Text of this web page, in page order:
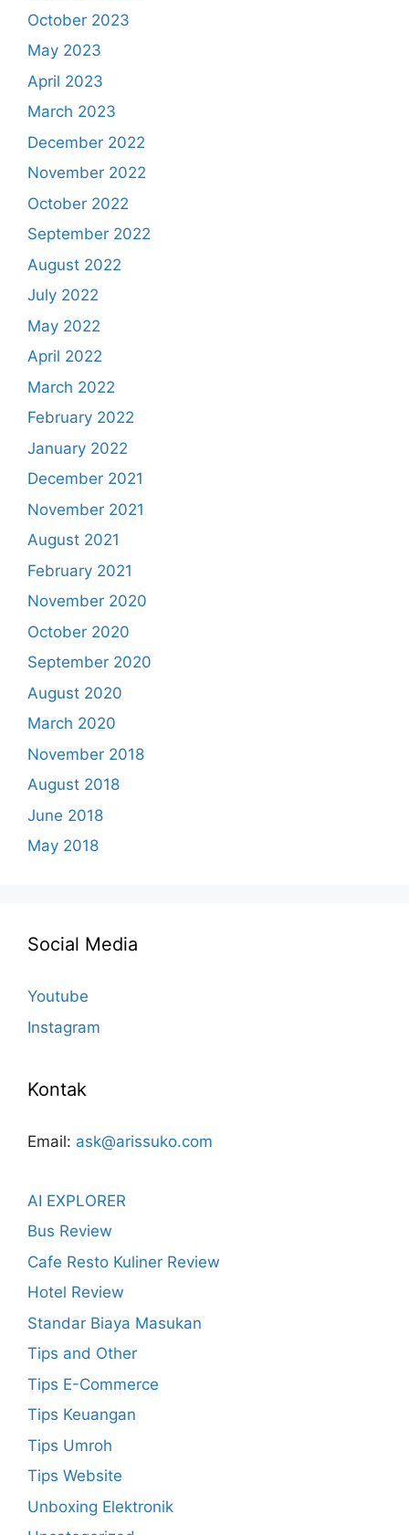
October 2023
May 2023
April 2023
March 2023
December 2022
November 2022
October 2022
September 2022
August 2022
July 2022
May 2022
April 2022
March 2022
February 2022
January 2022
December 2021
November 2021
August 2021
February 2021
November 2020
October 2020
September 2020
August 2020
March 2020
November 2018
August 2018
June 2018
May 2018
Social Media
Youtube
Instagram
Kontak
Email: ask@arissuko.com
AI EXPLORER
Bus Review
Cafe Resto Kuliner Review
Hotel Review
Standar Biaya Masukan
Tips and Other
Tips E-Commerce
Tips Keuangan
Tips Umroh
Tips Website
Unboxing Elektronik